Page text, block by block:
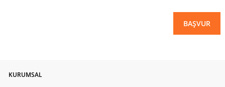
BAŞVUR
KURUMSAL